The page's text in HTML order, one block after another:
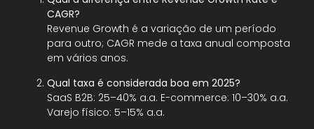
CAGR?
Revenue Growth é a variação de um período
para outro; CAGR mede a taxa anual composta
em vários anos.
Qual taxa é considerada boa em 2025?
SaaS B2B: 25–40% a.a. E-commerce: 10–30% a.a.
Varejo físico: 5–15% a.a.